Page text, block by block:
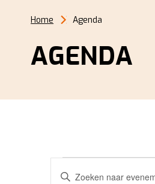
Home Agenda
AGENDA
Vul